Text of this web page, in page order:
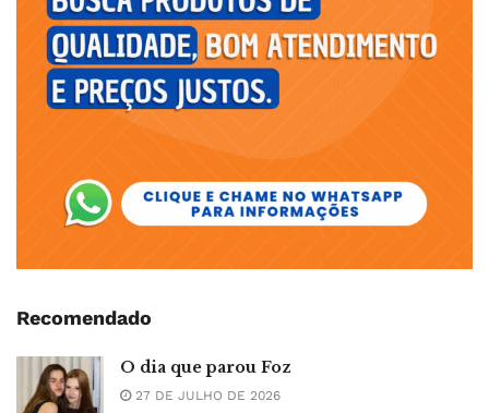
Recomendado
O dia que parou Foz
27 DE JULHO DE 2026